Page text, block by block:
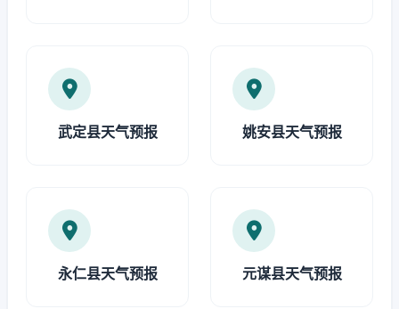
武定县天气预报 姚安县天气预报
永仁县天气预报 元谋县天气预报